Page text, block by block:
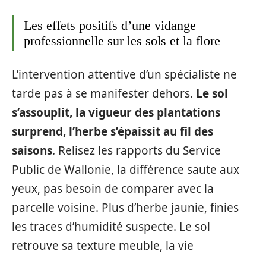
Les effets positifs d’une vidange
professionnelle sur les sols et la flore
L’intervention attentive d’un spécialiste ne
tarde pas à se manifester dehors. Le sol
s’assouplit, la vigueur des plantations
surprend, l’herbe s’épaissit au fil des
saisons. Relisez les rapports du Service
Public de Wallonie, la différence saute aux
yeux, pas besoin de comparer avec la
parcelle voisine. Plus d’herbe jaunie, finies
les traces d’humidité suspecte. Le sol
retrouve sa texture meuble, la vie